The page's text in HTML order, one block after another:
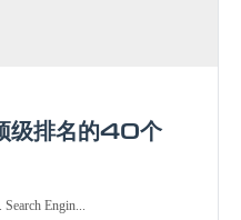
级排名的40个
Engin...